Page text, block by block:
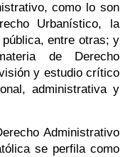
como lo son
Urbanístico, la
entre otras; y
de Derecho
y estudio crítico
administrativa y
Administrativo
se perfila como